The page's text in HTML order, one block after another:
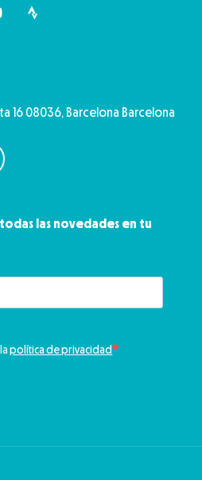
las novedades en tu
política de privacidad
16 08036, Barcelona Barcelona